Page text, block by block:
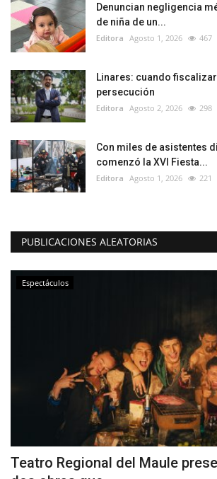
Denuncian negligencia
de niña de un...
Editora Agosto 1, 2026 467
Linares: cuando
persecución
Editora Agosto 2, 2026 298
Con miles de asistentes
comenzó la XVI Fiesta...
Editora Agosto 1, 2026 221
PUBLICACIONES ALEATORIAS
Espectáculos
Teatro Regional del Maule